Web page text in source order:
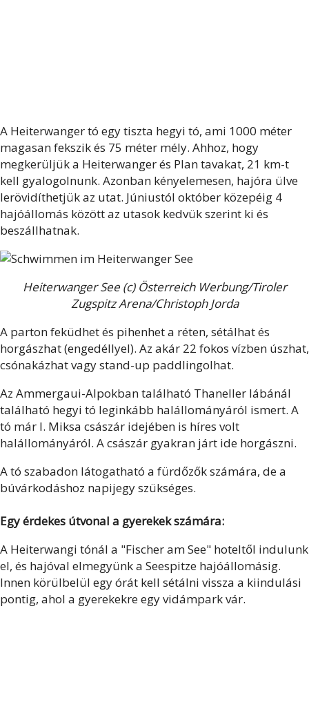
A Heiterwanger tó egy tiszta hegyi tó, ami 1000 méter
magasan fekszik és 75 méter mély. Ahhoz, hogy
megkerüljük a Heiterwanger és Plan tavakat, 21 km-t
kell gyalogolnunk. Azonban kényelemesen, hajóra ülve
lerövidíthetjük az utat. Júniustól október közepéig 4
hajóállomás között az utasok kedvük szerint ki és
beszállhatnak.
Heiterwanger See (c) Österreich Werbung/Tiroler
Zugspitz Arena/Christoph Jorda
A parton feküdhet és pihenhet a réten, sétálhat és
horgászhat (engedéllyel). Az akár 22 fokos vízben úszhat,
csónakázhat vagy stand-up paddlingolhat.
Az Ammergaui-Alpokban található Thaneller lábánál
található hegyi tó leginkább halállományáról ismert. A
tó már I. Miksa császár idejében is híres volt
halállományáról. A császár gyakran járt ide horgászni.
A tó szabadon látogatható a fürdőzők számára, de a
búvárkodáshoz napijegy szükséges.
Egy érdekes útvonal a gyerekek számára:
A Heiterwangi tónál a "Fischer am See" hoteltől indulunk
el, és hajóval elmegyünk a Seespitze hajóállomásig.
Innen körülbelül egy órát kell sétálni vissza a kiindulási
pontig, ahol a gyerekekre egy vidámpark vár.